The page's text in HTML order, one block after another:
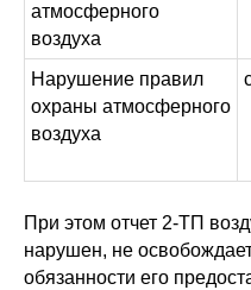
атмосферного
воздуха
Нарушение правил
охраны атмосферного
воздуха
При этом отчет 2-ТП
нарушен, не
обязанности его